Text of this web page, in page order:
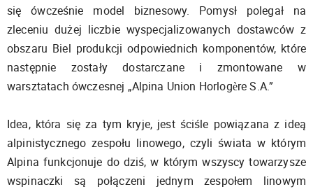
się ówcześnie model biznesowy. Pomysł polegał na
zleceniu dużej liczbie wyspecjalizowanych dostawców z
obszaru Biel produkcji odpowiednich komponentów, które
następnie zostały dostarczane i zmontowane w
warsztatach ówczesnej „Alpina Union Horlogère S.A.”
Idea, która się za tym kryje, jest ściśle powiązana z ideą
alpinistycznego zespołu linowego, czyli świata w którym
Alpina funkcjonuje do dziś, w którym wszyscy towarzysze
wspinaczki są połączeni jednym zespołem linowym